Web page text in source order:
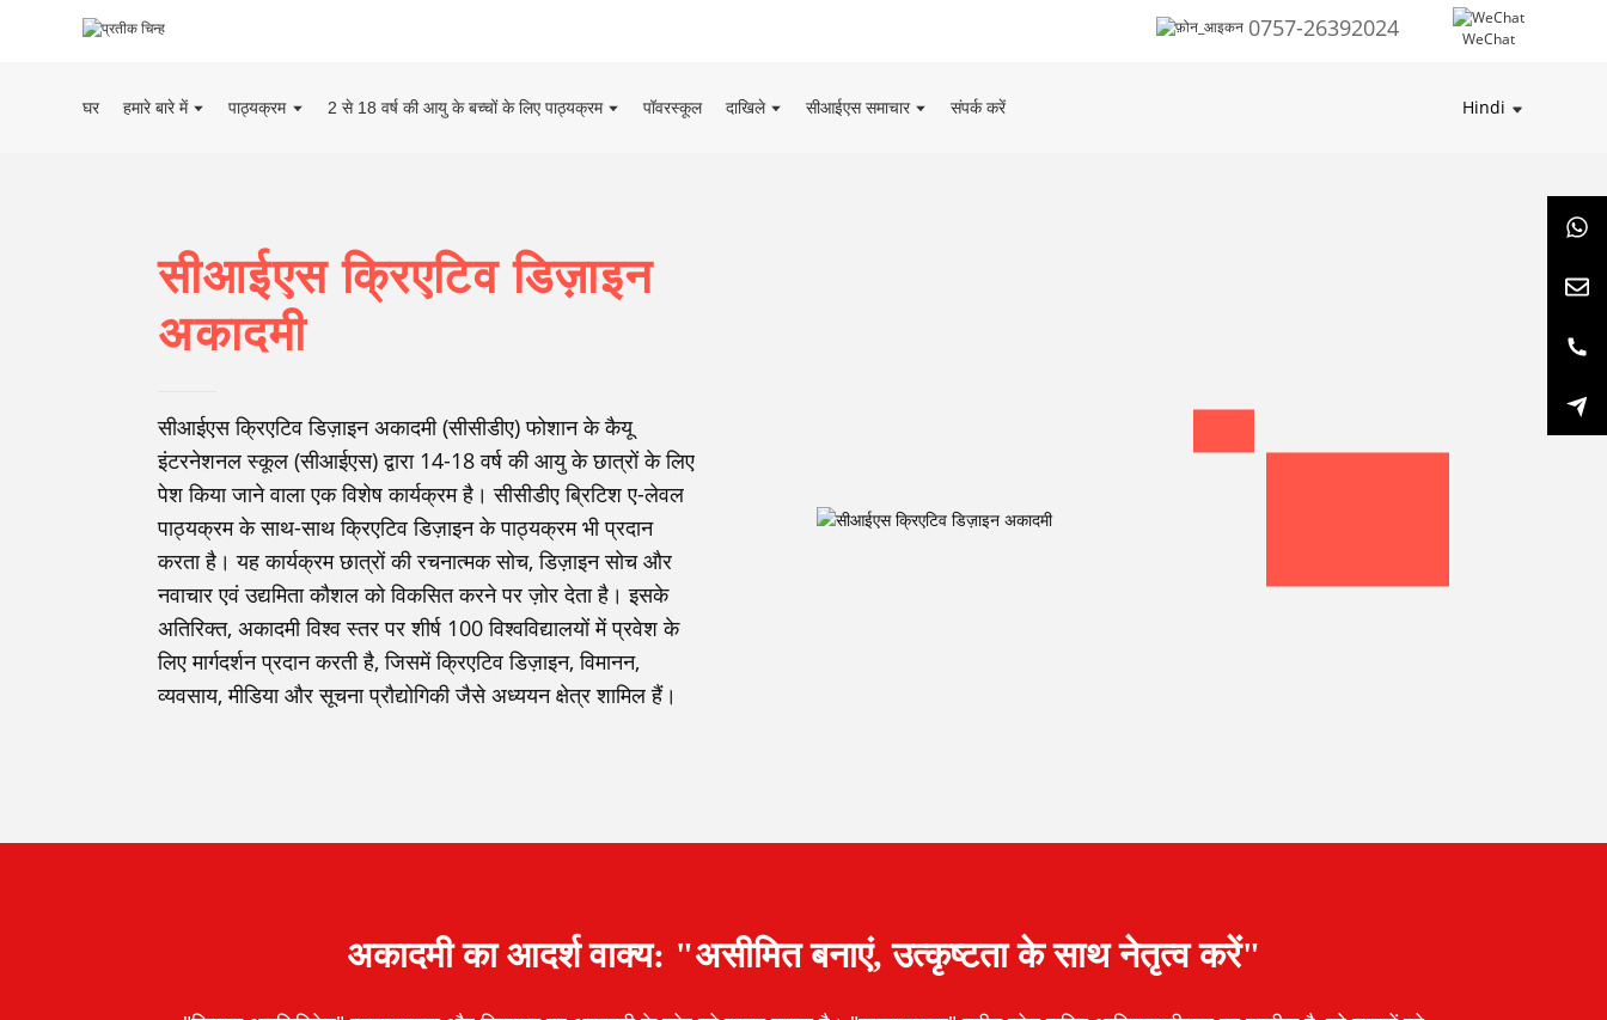
0757-26392024 WeChat
घर हमारे बारे में पाठ्यक्रम 2 से 18 वर्ष की आयु के बच्चों के लिए पाठ्यक्रम पॉवरस्कूल दाखिले सीआईएस समाचार संपर्क करें Hindi
सीआईएस क्रिएटिव डिज़ाइन
अकादमी
सीआईएस क्रिएटिव डिज़ाइन अकादमी (सीसीडीए) फोशान के कैयू
इंटरनेशनल स्कूल (सीआईएस) द्वारा 14-18 वर्ष की आयु के छात्रों के लिए
पेश किया जाने वाला एक विशेष कार्यक्रम है। सीसीडीए ब्रिटिश ए-लेवल
पाठ्यक्रम के साथ-साथ क्रिएटिव डिज़ाइन के पाठ्यक्रम भी प्रदान
करता है। यह कार्यक्रम छात्रों की रचनात्मक सोच, डिज़ाइन सोच और
नवाचार एवं उद्यमिता कौशल को विकसित करने पर ज़ोर देता है। इसके
अतिरिक्त, अकादमी विश्व स्तर पर शीर्ष 100 विश्वविद्यालयों में प्रवेश के
लिए मार्गदर्शन प्रदान करती है, जिसमें क्रिएटिव डिज़ाइन, विमानन,
व्यवसाय, मीडिया और सूचना प्रौद्योगिकी जैसे अध्ययन क्षेत्र शामिल हैं।
अकादमी का आदर्श वाक्य: "असीमित बनाएं, उत्कृष्टता के साथ नेतृत्व करें"